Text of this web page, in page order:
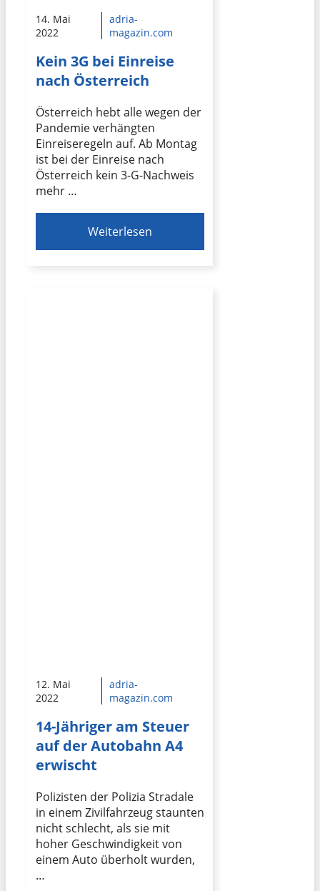
14. Mai
2022
adria-
magazin.com
Kein 3G bei Einreise
nach Österreich
Österreich hebt alle wegen der
Pandemie verhängten
Einreiseregeln auf. Ab Montag
ist bei der Einreise nach
Österreich kein 3-G-Nachweis
mehr …
Weiterlesen
12. Mai
2022
adria-
magazin.com
14-Jähriger am Steuer
auf der Autobahn A4
erwischt
Polizisten der Polizia Stradale
in einem Zivilfahrzeug staunten
nicht schlecht, als sie mit
hoher Geschwindigkeit von
einem Auto überholt wurden,
…